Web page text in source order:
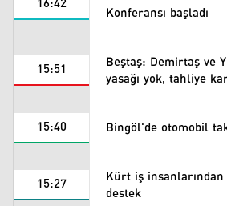
Konferansı başladı
15:51 Beştaş: Demirtaş ve
yasağı yok, tahliye
15:40 Bingöl'de otomobil
15:27 Kürt iş insanlarından
destek